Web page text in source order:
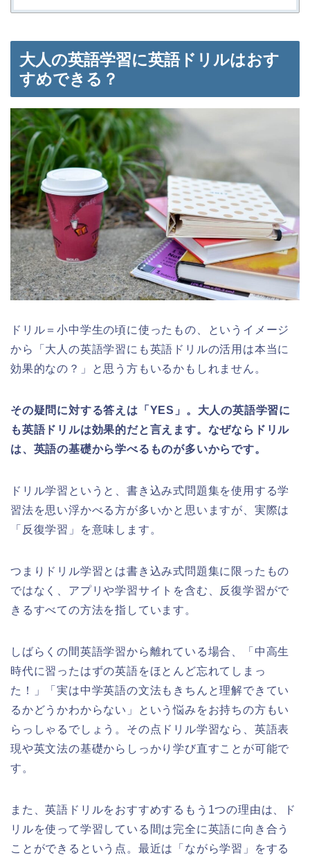
大人の英語学習に英語ドリルはおす
すめできる？
ドリル＝小中学生の頃に使ったもの、というイメージ
から「大人の英語学習にも英語ドリルの活用は本当に
効果的なの？」と思う方もいるかもしれません。
その疑問に対する答えは「YES」。大人の英語学習に
も英語ドリルは効果的だと言えます。なぜならドリル
は、英語の基礎から学べるものが多いからです。
ドリル学習というと、書き込み式問題集を使用する学
習法を思い浮かべる方が多いかと思いますが、実際は
「反復学習」を意味します。
つまりドリル学習とは書き込み式問題集に限ったもの
ではなく、アプリや学習サイトを含む、反復学習がで
きるすべての方法を指しています。
しばらくの間英語学習から離れている場合、「中高生
時代に習ったはずの英語をほとんど忘れてしまっ
た！」「実は中学英語の文法もきちんと理解できてい
るかどうかわからない」という悩みをお持ちの方もい
らっしゃるでしょう。その点ドリル学習なら、英語表
現や英文法の基礎からしっかり学び直すことが可能で
す。
また、英語ドリルをおすすめするもう1つの理由は、ド
リルを使って学習している間は完全に英語に向き合う
ことができるという点。最近は「ながら学習」をする